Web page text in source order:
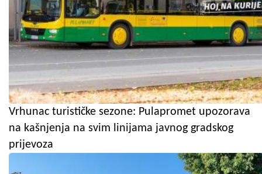
Vrhunac turističke sezone: Pulapromet upozorava
na kašnjenja na svim linijama javnog gradskog
prijevoza